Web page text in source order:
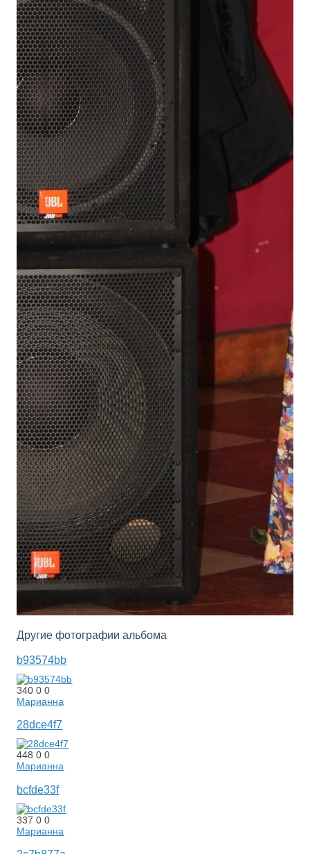
Другие фотографии альбома
b93574bb
34000
Марианна
28dce4f7
44800
Марианна
bcfde33f
33700
Марианна